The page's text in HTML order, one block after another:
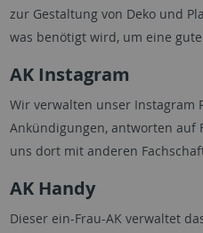
zur Gestaltung von Deko und
was benötigt wird, um eine
AK Instagram
Wir verwalten unser Instagram
Ankündigungen, antworten auf
uns dort mit anderen
AK Handy
Dieser ein-Frau-AK verwaltet